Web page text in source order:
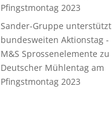
Pfingstmontag 2023
Sander-Gruppe unterstützt
bundesweiten Aktionstag -
M&S Sprossenelemente zu
Deutscher Mühlentag am
Pfingstmontag 2023